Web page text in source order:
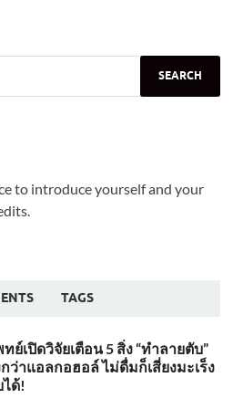
to introduce yourself and your
TAGS
ย์เปิดวิจัยเตือน 5 สิ่ง “ทำลายตับ”
ว่าแอลกอฮอล์ ไม่ดื่มก็เสี่ยงมะเร็ง
ด้!